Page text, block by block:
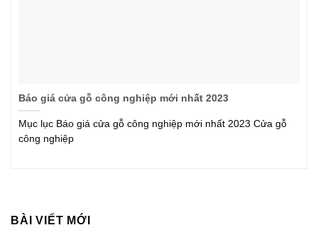
Báo giá cửa gỗ công nghiệp mới nhất 2023
Mục lục Báo giá cửa gỗ công nghiệp mới nhất 2023 Cửa gỗ
công nghiệp
BÀI VIẾT MỚI